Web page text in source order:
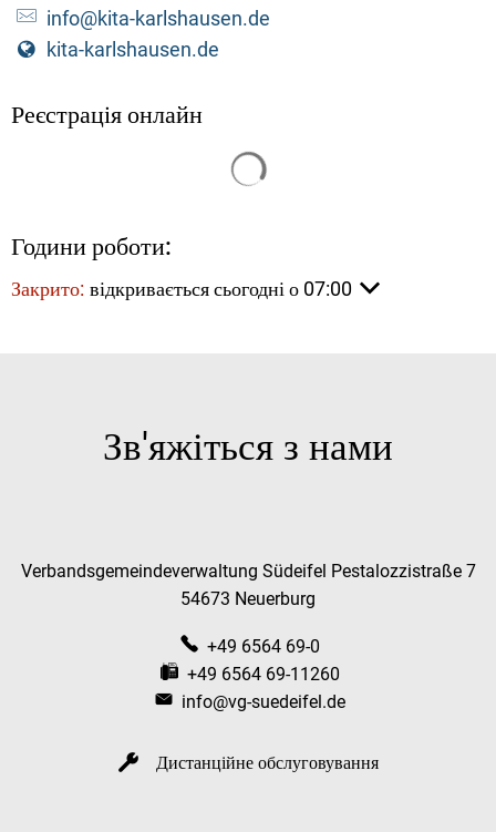
info@kita-karlshausen.de
kita-karlshausen.de
Реєстрація онлайн
Години роботи:
Натисніть, щоб приховати інший час відкриття або
Закрито: відкривається сьогодні о 07:00
Зв'яжіться з нами
Verbandsgemeindeverwaltung Südeifel Pestalozzistraße 7
54673 Neuerburg
+49 6564 69-0
+49 6564 69-11260
info@vg-suedeifel.de
Дистанційне обслуговування